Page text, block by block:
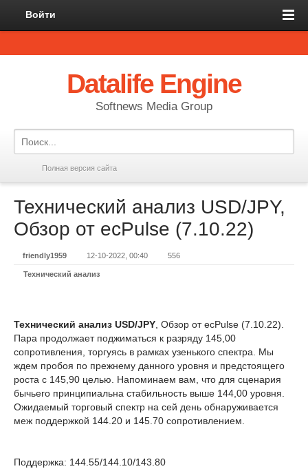
Войти
Datalife Engine
Softnews Media Group
Полная версия сайта
Технический анализ USD/JPY,
Обзор от ecPulse (7.10.22)
friendly1959 12-10-2022, 00:40 556
Технический анализ
Технический анализ USD/JPY , Обзор от ecPulse (7.10.22).
Пара продолжает поджиматься к разряду 145,00
сопротивления, торгуясь в рамках узенького спектра. Мы
ждем пробоя по прежнему данного уровня и предстоящего
роста с 145,90 целью. Напоминаем вам, что для сценария
бычьего принципиальна стабильность выше 144,00 уровня.
Ожидаемый торговый спектр на сей день обнаруживается
меж поддержкой 144.20 и 145.70 сопротивлением.
Поддержка: 144.55/144.10/143.80